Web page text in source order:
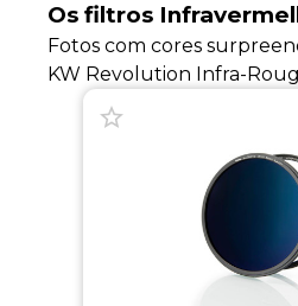
Os filtros
Fotos com cores
KW Revolution Infra-